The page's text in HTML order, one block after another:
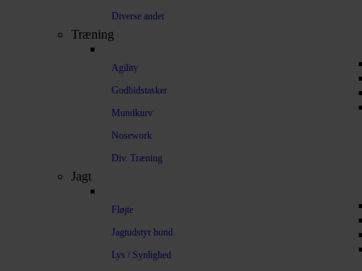
Diverse andet
Træning
Agility
Godbidstasker
Mundkurv
Nosework
Div. Træning
Jagt
Fløjte
Jagtudstyr hund
Lys / Synlighed